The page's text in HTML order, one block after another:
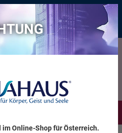
Codeeintauchen , gültig bis
im Online-Shopfür Österreich.